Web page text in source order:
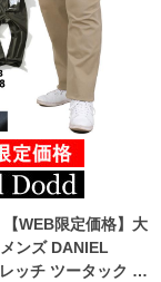
【WEB限定価格】大
ンズ DANIEL
ッチ ツータック チ